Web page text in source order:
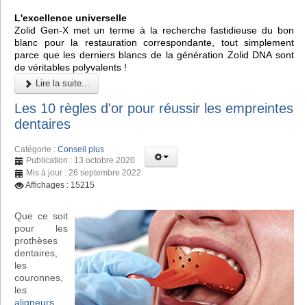
L'excellence universelle
Zolid Gen-X met un terme à la recherche fastidieuse du bon
blanc pour la restauration correspondante, tout simplement
parce que les derniers blancs de la génération Zolid DNA sont
de véritables polyvalents !
Lire la suite...
Les 10 règles d'or pour réussir les empreintes
dentaires
Catégorie : Conseil plus
Publication : 13 octobre 2020
Mis à jour : 26 septembre 2022
Affichages : 15215
Que ce soit
pour les
prothèses
dentaires,
les
couronnes,
les
aligneurs